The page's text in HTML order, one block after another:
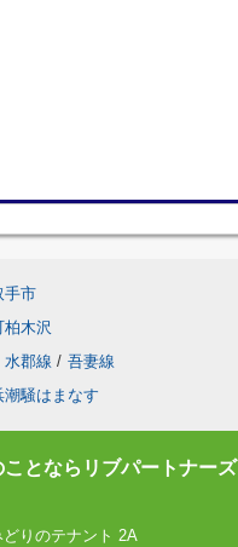
手市
柏木沢
水郡線 / 吾妻線
潮騒はまなす
とならリブパートナーズ
りのテナント 2A